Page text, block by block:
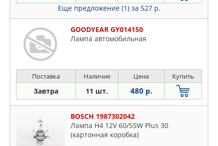
Еще предложение (1) за 527 р.
GOODYEAR GY014150
Лампа автомобильная
Поставка Наличие Цена Купить
Завтра 11 шт. 480 р.
BOSCH 1987302042
Лампа H4 12V 60/55W Plus 30
(картонная коробка)